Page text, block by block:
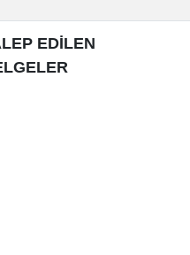
EDİLEN